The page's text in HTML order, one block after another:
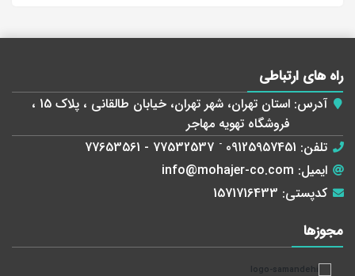
راه های ارتباطی
آدرس:
استان تهران، شهر تهران، خیابان طالقانی ، پلاک 15 ،
فروشگاه تهویه مهاجر
تلفن: 09125957451
-
77532537 - 77653561
ایمیل: info@mohajer-co.com
کدپستی: 1571716433
مجوز‌ها